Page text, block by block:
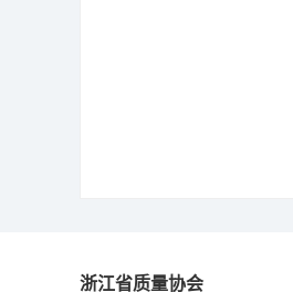
浙江省质量协会